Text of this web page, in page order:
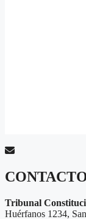
Tribunal
Huérfanos 1234,